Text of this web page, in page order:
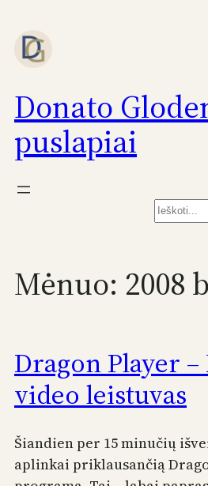
prie
turinio
Donato
puslapiai
Paieška
Mėnuo: 2008
Dragon Player –
video leistuvas
Šiandien per 15 minučių
aplinkai priklausančią